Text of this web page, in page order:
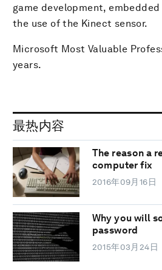
game development,
the use of the Kinect sensor.
Microsoft Most Valuable
years.
最热内容
The reason a
computer fix
2016年09月16日
Why you will
password
2015年03月24日